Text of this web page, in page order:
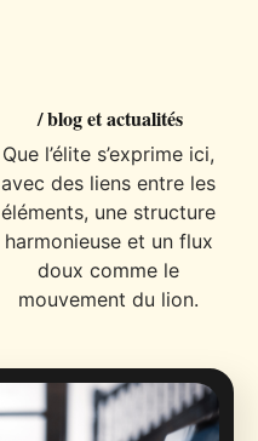
/ blog et actualités
Que l’élite s’exprime ici,
avec des liens entre les
éléments, une structure
harmonieuse et un flux
doux comme le
mouvement du lion.